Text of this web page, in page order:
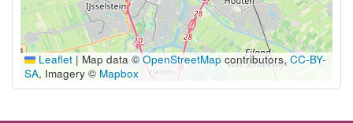
Leaflet | Map data ©OpenStreetMap contributors,CC-BY-
SA, Imagery © Mapbox